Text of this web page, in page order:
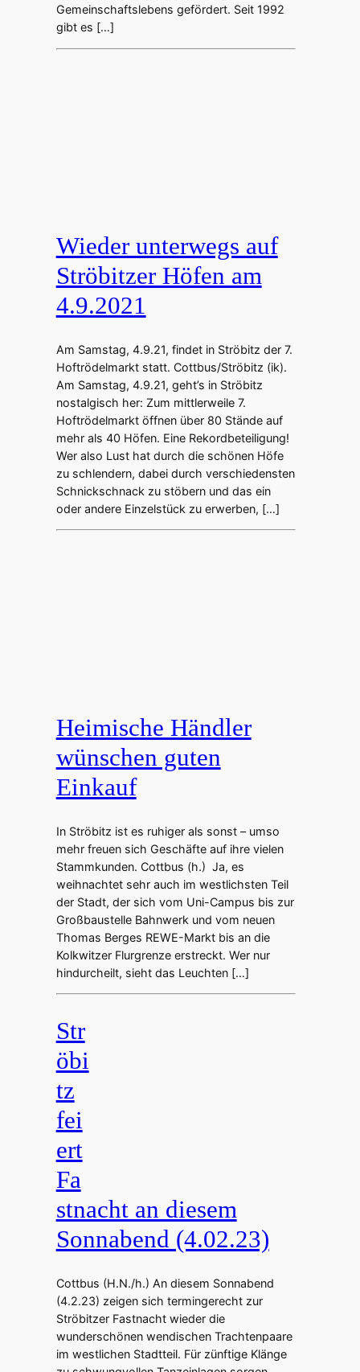
Gemeinschaftslebens gefördert. Seit 1992
gibt es […]
Wieder unterwegs auf
Ströbitzer Höfen am
4.9.2021
Am Samstag, 4.9.21, findet in Ströbitz der 7.
Hoftrödelmarkt statt. Cottbus/Ströbitz (ik).
Am Samstag, 4.9.21, geht’s in Ströbitz
nostalgisch her: Zum mittlerweile 7.
Hoftrödelmarkt öffnen über 80 Stände auf
mehr als 40 Höfen. Eine Rekordbeteiligung!
Wer also Lust hat durch die schönen Höfe
zu schlendern, dabei durch verschiedensten
Schnickschnack zu stöbern und das ein
oder andere Einzelstück zu erwerben, […]
Heimische Händler
wünschen guten
Einkauf
In Ströbitz ist es ruhiger als sonst – umso
mehr freuen sich Geschäfte auf ihre vielen
Stammkunden. Cottbus (h.) Ja, es
weihnachtet sehr auch im westlichsten Teil
der Stadt, der sich vom Uni-Campus bis zur
Großbaustelle Bahnwerk und vom neuen
Thomas Berges REWE-Markt bis an die
Kolkwitzer Flurgrenze erstreckt. Wer nur
hindurcheilt, sieht das Leuchten […]
Str
öbi
tz
fei
ert
Fa
stnacht an diesem
Sonnabend (4.02.23)
Cottbus (H.N./h.) An diesem Sonnabend
(4.2.23) zeigen sich termingerecht zur
Ströbitzer Fastnacht wieder die
wunderschönen wendischen Trachtenpaare
im westlichen Stadtteil. Für zünftige Klänge